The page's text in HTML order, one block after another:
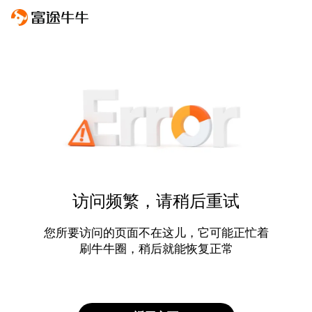
访问频繁，请稍后重试
您所要访问的页面不在这儿，它可能正忙着
刷牛牛圈，稍后就能恢复正常